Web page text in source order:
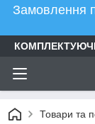
Замовлення
Товари та